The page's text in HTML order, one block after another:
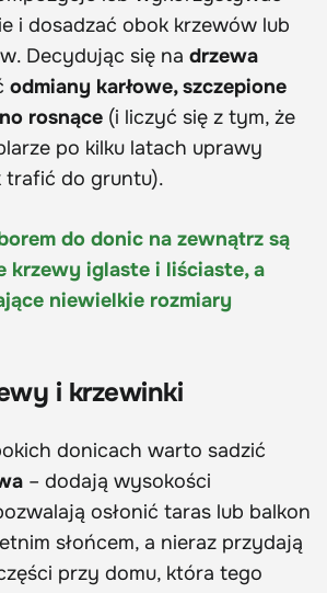
i dosadzać obok krzewów lub
Decydując się na drzewa
odmiany karłowe, szczepione
rosnące (i liczyć się z tym, że
po kilku latach uprawy
trafić do gruntu).
do donic na zewnątrz są
krzewy iglaste i liściaste, a
niewielkie rozmiary
i krzewinki
donicach warto sadzić
– dodają wysokości
osłonić taras lub balkon
słońcem, a nieraz przydają
przy domu, która tego